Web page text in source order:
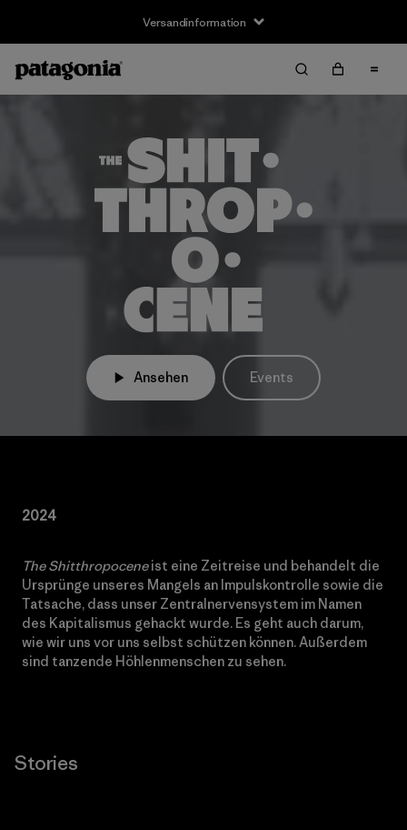
Versandinformation
Ansehen Events
2024
The Shitthropoceneist eine Zeitreise und behandelt die
Ursprünge unseres Mangels an Impulskontrolle sowie die
Tatsache, dass unser Zentralnervensystem im Namen
des Kapitalismus gehackt wurde. Es geht auch darum,
wie wir uns vor uns selbst schützen können. Außerdem
sind tanzende Höhlenmenschen zu sehen.
Stories